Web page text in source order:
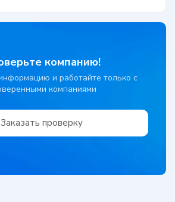
компанию!
и работайте только с
компаниями
Заказать проверку